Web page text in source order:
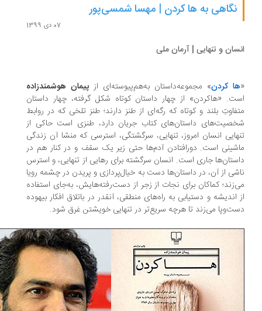
نگاهی به ها کردن | مهسا شمسی‌پور
و تنهایی | آرمان ملی
کردن» مجموعه‌داستان به‌هم‌‌پیوسته‌ای ازپیمان هوشمندزاده
«هاکردن» از چهار داستان کوتاه شکل‌ گرفته، چهار داستان
بلند و کوتاه که رگه‌ای از طنز دارند؛ طنز تلخی که در روابط
داستان‌‌ها‌ی کتاب جریان دارد، طنزی‌ است حاکی از
انسان امروز، تنهایی، سرگشتگی، استرسی که منشا آن زندگی
ماشینی است‌. دور‌افتادن آدم‎‌ها حتی زیر یک سقف و در کنار هم در
جاری است. انسان سرگشته برای رهایی از تنهایی، و استرس
از آن، در داستان‌ها دست به خیال‌پردازی و پریدن در چشمه‌ رویا
کماکان برای نجات از زجر از دست‌رفته‌هایش، به‌جای استفاده
اندیشه و دستیابی به راه‌های منطقی، آنقدر در باتلاق افکار بیهوده
می‌زند تا هرچه سریع‌تر در تنهایی خویشتن غرق شود.